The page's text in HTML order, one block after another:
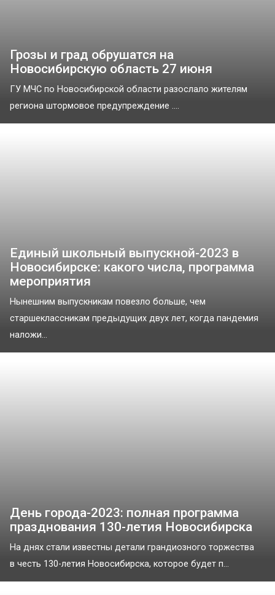
Грозы и град обрушатся на
Новосибирскую область 27 июня
ГУ МЧС по Новосибирской области разослало жителям
региона штормовое предупреждение ....
Единый школьный выпускной-2023 в
Новосибирске: какого числа, программа
мероприятия
Нынешним выпускникам повезло больше, чем
старшеклассникам предыдущих двух лет, когда пандемия
наложи...
День города-2023: полная программа
празднования 130-летия Новосибирска
На днях стали известны детали грандиозного торжества
в честь 130-летия Новосибирска, которое будет п...